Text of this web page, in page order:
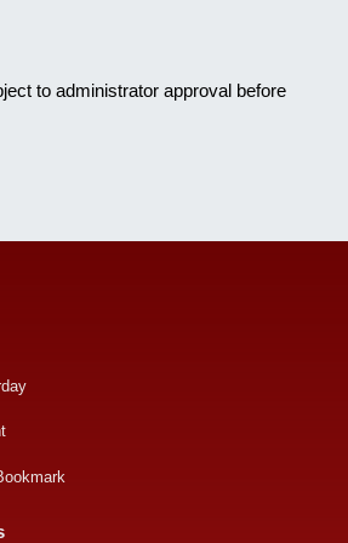
to administrator approval before